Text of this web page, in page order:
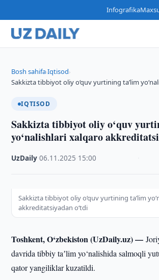
Infografika
Bosh sahifa›Iqtisod›
Sakkizta tibbiyot oliy o‘quv yurtining taʼlim
IQTISOD
Sakkizta tibbiyot oliy o‘quv
yo‘nalishlari xalqaro
UzDaily ·06.11.2025 15:00
Sakkizta tibbiyot oliy o‘quv yurtining taʼlim
akkreditatsiyadan o‘tdi
Toshkent, O‘zbekiston (UzDaily.uz) —
davrida tibbiy taʼlim yo‘nalishida salmoqli
qator yangiliklar kuzatildi.